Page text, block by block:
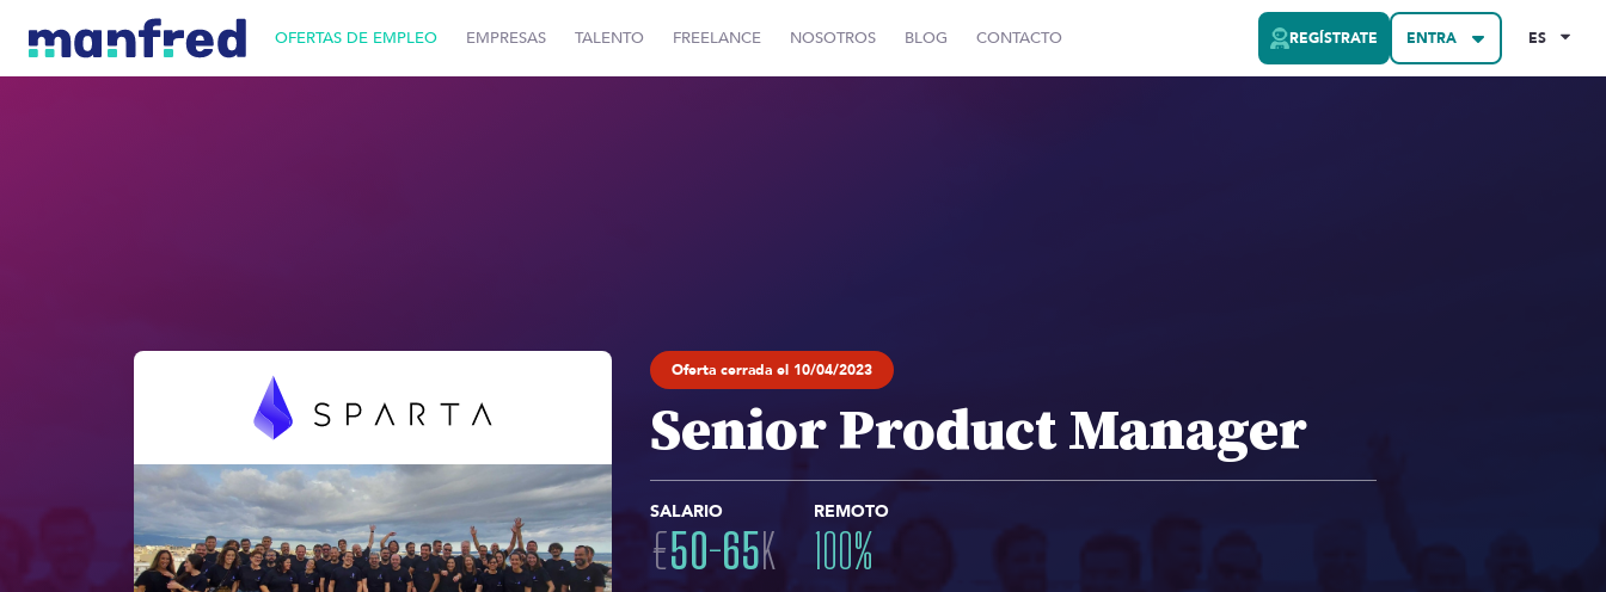
OFERTAS DE EMPLEO EMPRESAS TALENTO FREELANCE NOSOTROS BLOG CONTACTO REGÍSTRATE ENTRA ES
Oferta cerrada el 10/04/2023
Senior Product Manager
SALARIO
€50-65K
REMOTO
100%